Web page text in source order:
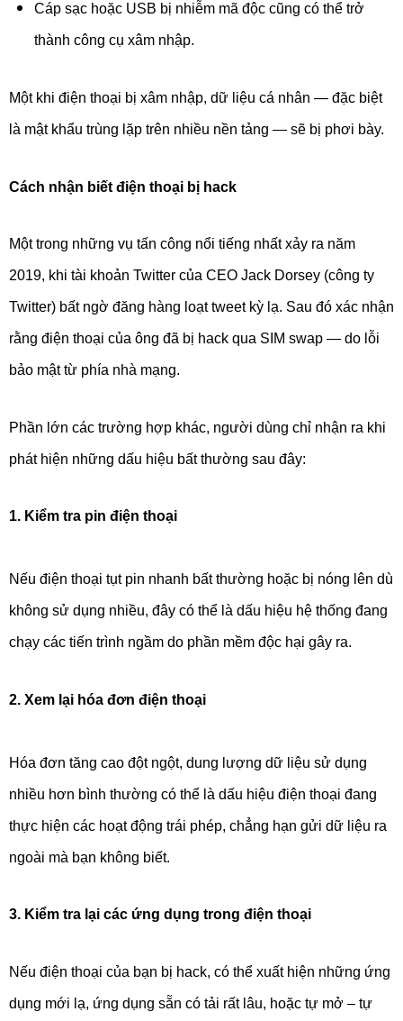
Cáp sạc hoặc USB bị nhiễm mã độc cũng có thể trở
thành công cụ xâm nhập.
Một khi điện thoại bị xâm nhập, dữ liệu cá nhân — đặc biệt
là mật khẩu trùng lặp trên nhiều nền tảng — sẽ bị phơi bày.
Cách nhận biết điện thoại bị hack
Một trong những vụ tấn công nổi tiếng nhất xảy ra năm
2019, khi tài khoản Twitter của CEO Jack Dorsey (công ty
Twitter) bất ngờ đăng hàng loạt tweet kỳ lạ. Sau đó xác nhận
rằng điện thoại của ông đã bị hack qua SIM swap — do lỗi
bảo mật từ phía nhà mạng.
Phần lớn các trường hợp khác, người dùng chỉ nhận ra khi
phát hiện những dấu hiệu bất thường sau đây:
1. Kiểm tra pin điện thoại
Nếu điện thoại tụt pin nhanh bất thường hoặc bị nóng lên dù
không sử dụng nhiều, đây có thể là dấu hiệu hệ thống đang
chạy các tiến trình ngầm do phần mềm độc hại gây ra.
2. Xem lại hóa đơn điện thoại
Hóa đơn tăng cao đột ngột, dung lượng dữ liệu sử dụng
nhiều hơn bình thường có thể là dấu hiệu điện thoại đang
thực hiện các hoạt động trái phép, chẳng hạn gửi dữ liệu ra
ngoài mà bạn không biết.
3. Kiểm tra lại các ứng dụng trong điện thoại
Nếu điện thoại của bạn bị hack, có thể xuất hiện những ứng
dụng mới lạ, ứng dụng sẵn có tải rất lâu, hoặc tự mở – tự